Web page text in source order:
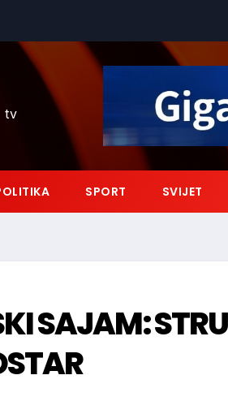
tv
SPORT SVIJET
SAJAM: